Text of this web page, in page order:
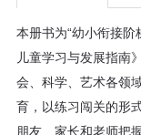
本册书为“幼小衔接
儿童学习与发展指南
会、科学、艺术各领
育，以练习闯关的形
朋友、家长和老师把